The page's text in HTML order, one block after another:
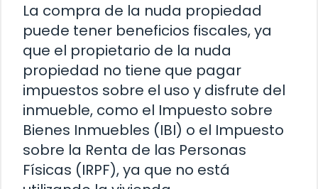
La compra de la nuda propiedad
puede tener beneficios fiscales, ya
que el propietario de la nuda
propiedad no tiene que pagar
impuestos sobre el uso y disfrute del
inmueble, como el Impuesto sobre
Bienes Inmuebles (IBI) o el Impuesto
sobre la Renta de las Personas
Físicas (IRPF), ya que no está